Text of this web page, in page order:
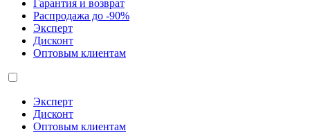
Гарантия и возврат
Распродажа до -90%
Эксперт
Дисконт
Оптовым клиентам
Эксперт
Дисконт
Оптовым клиентам